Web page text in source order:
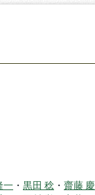
一 ・ 黒田 稔 ・ 齋藤 慶